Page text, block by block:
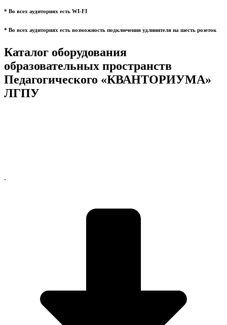
* Во всех аудиториях есть WI-FI
* Во всех аудиториях есть возможность подключения удлинителя на шесть розеток
Каталог оборудования
образовательных пространств
Педагогического «КВАНТОРИУМА»
ЛГПУ
.